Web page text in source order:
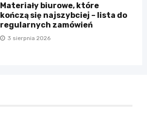
Materiały biurowe, które
kończą się najszybciej – lista do
regularnych zamówień
3 sierpnia 2026